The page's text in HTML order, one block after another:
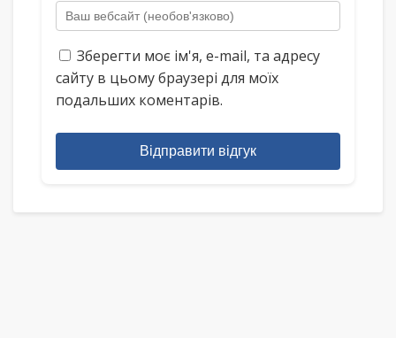
Зберегти моє ім'я, e-mail, та адресу
сайту в цьому браузері для моїх
подальших коментарів.
Відправити відгук